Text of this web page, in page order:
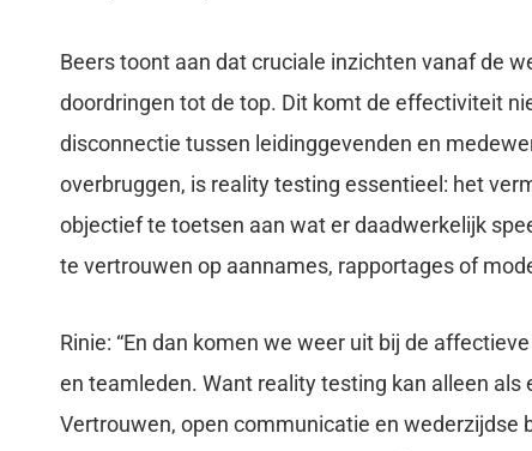
Beers toont aan dat cruciale inzichten vanaf de
doordringen tot de top. Dit komt de effectiviteit
disconnectie tussen leidinggevenden en
overbruggen, is reality testing essentieel: het
objectief te toetsen aan wat er daadwerkelijk
te vertrouwen op aannames, rapportages of
Rinie: “En dan komen we weer uit bij de
en teamleden. Want reality testing kan alleen
Vertrouwen, open communicatie en wederzijdse